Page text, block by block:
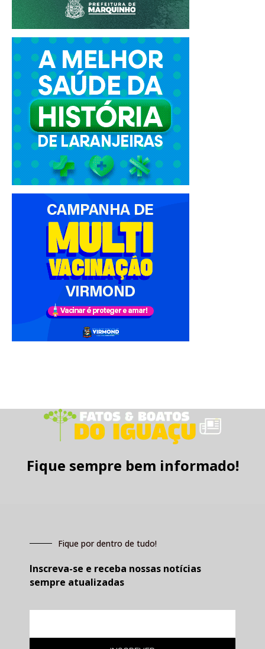
Fique sempre bem informado!
Fique por dentro de tudo!
Inscreva-se e receba nossas notícias
sempre atualizadas